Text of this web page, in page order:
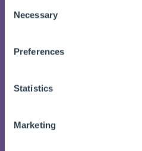
Selection
Necessary
Preferences
Statistics
Marketing